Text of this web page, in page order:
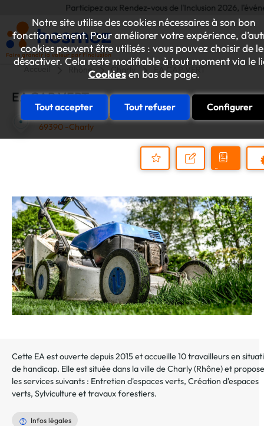
Notre site utilise des cookies nécessaires à son bon
fonctionnement. Pour améliorer votre expérience,
cookies peuvent être utilisés : vous pouvez choisir de
désactiver. Cela reste modifiable à tout moment via le
Cookiesen bas de page.
Tout accepter Tout refuser Configurer
Participez aux Rendez-vous de l'Inclusion 2026,
Accueil Rhône Charly EA CAP VERT
EA CAP VERT
1334 Route du Bas Privas
69390 -Charly
au
dossier
Nous
Demander
Cette EA est ouverte depuis 2015 et accueille 10 travailleurs en
de handicap. Elle est située dans la ville deCharly(Rhône) et propose
les services suivants : Entretien d'espaces verts, Création d'espaces
verts, Sylviculture et travaux forestiers.
Infos légales